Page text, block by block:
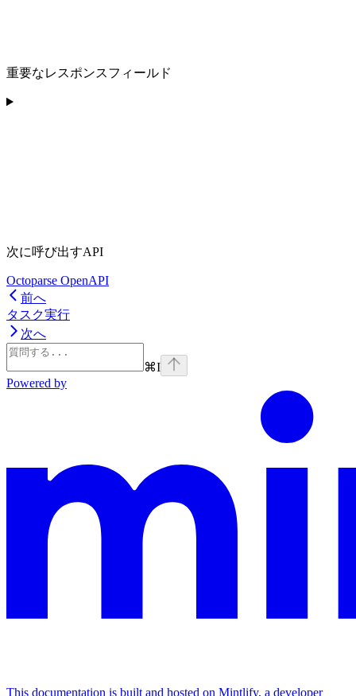
重要なレスポンスフィールド
次に呼び出すAPI
Octoparse OpenAPI
前へ
タスク実行
次へ
⌘I
Powered by
This documentation is built and hosted on Mintlify, a developer